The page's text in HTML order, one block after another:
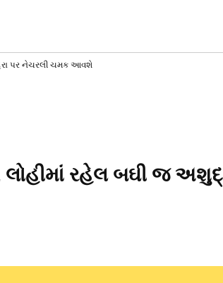
પર નેચરલી ચમક આવશે
રહેલ બઘી જ